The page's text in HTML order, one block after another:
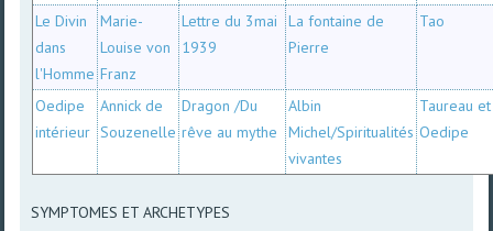
Le Divin
dans
l'Homme
Marie-
Louise von
Franz
Lettre du 3mai
1939
La fontaine de
Pierre
Tao
Oedipe
intérieur
Annick de
Souzenelle
Dragon /Du
rêve au mythe
Albin
Michel/Spiritualités
vivantes
Taureau et
Oedipe
SYMPTOMES ET ARCHETYPES